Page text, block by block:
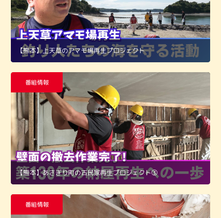
【熊本】上天草のアマモ場再生プロジェクト
番組情報
【熊本】あさぎり町の古民家再生プロジェクト➂
番組情報